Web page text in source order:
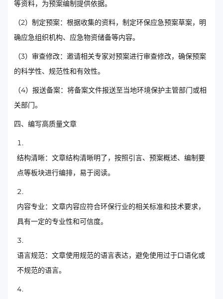
等资料，为预案编制提供依据。
（2）制定预案：根据收集的资料，制定环保应急预案草案，明
确应急组织机构、应急物资储备等内容。
（3）审查修改：邀请相关专家对预案进行审查修改，确保预案
的科学性、规范性和有效性。
（4）报送备案：将备案文件报送至当地环境保护主管部门或相
关部门。
四、编写高质量文章
结构清晰：文章结构清晰明了，按照引言、预案概述、编制要
点等板块进行编排，易于阅读。
内容专业：文章内容应符合环保行业的相关标准和技术要求，
具有一定的专业性和可信度。
语言规范：文章使用规范的语言表达，避免使用过于口语化或
不规范的语言。